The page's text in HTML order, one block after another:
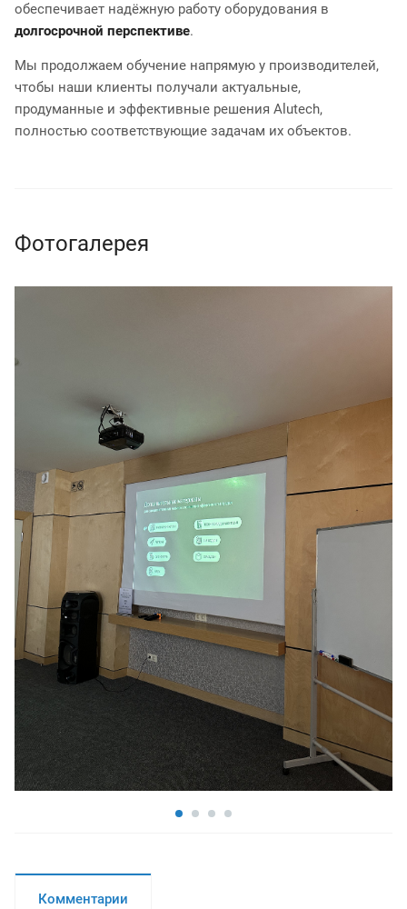
обеспечивает надёжную работу оборудования в
долгосрочной перспективе.
Мы продолжаем обучение напрямую у производителей,
чтобы наши клиенты получали актуальные,
продуманные и эффективные решения Alutech,
полностью соответствующие задачам их объектов.
Фотогалерея
Комментарии